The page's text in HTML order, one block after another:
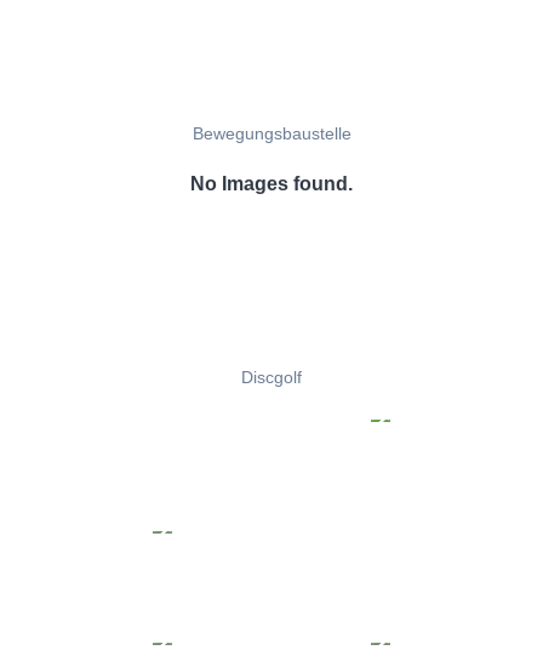
Bewegungsbaustelle
No Images found.
Discgolf